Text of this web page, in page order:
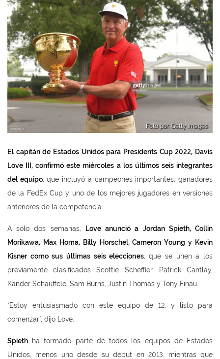
Foto por: Getty Images
El capitán de Estados Unidos para Presidents Cup 2022, Davis
Love III, confirmó este miércoles a los últimos seis integrantes
del equipo, que incluyó a campeones importantes, ganadores
de la FedEx Cup y uno de los mejores jugadores en versiones
anteriores de la competencia.
A solo dos semanas,
Love anunció a Jordan Spieth, Collin
Morikawa, Max Homa, Billy Horschel, Cameron Young y Kevin
Kisner como sus últimas seis elecciones, que se unen a los
previamente clasificados Scottie Scheffler, Patrick Cantlay,
Xander Schauffele, Sam Burns, Justin Thomas y Tony Finau.
“Estoy entusiasmado con este equipo de 12, y listo para
comenzar”, dijo Love.
Spieth ha formado parte de todos los equipos de Estados
Unidos, menos uno desde su debut en 2013, mientras que